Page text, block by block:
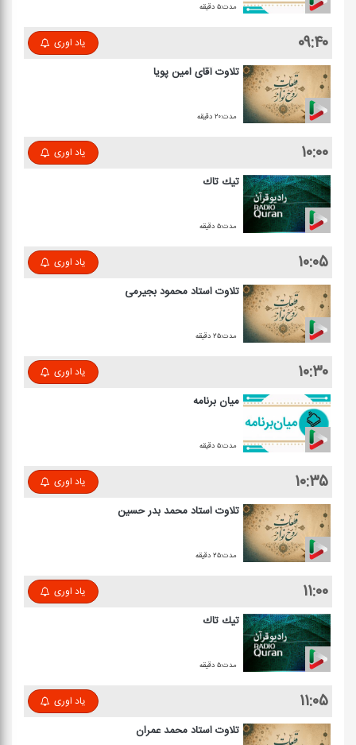
مدت:۵ دقیقه
۰۹:۴۰ یاد اوری
تلاوت آقای امین پویا
مدت:۲۰ دقیقه
۱۰:۰۰ یاد اوری
تیك تاك
مدت:۵ دقیقه
۱۰:۰۵ یاد اوری
تلاوت استاد محمود بجیرمی
مدت:۲۵ دقیقه
۱۰:۳۰ یاد اوری
میان برنامه
مدت:۵ دقیقه
۱۰:۳۵ یاد اوری
تلاوت استاد محمد بدر حسین
مدت:۲۵ دقیقه
۱۱:۰۰ یاد اوری
تیك تاك
مدت:۵ دقیقه
۱۱:۰۵ یاد اوری
تلاوت استاد محمد عمران